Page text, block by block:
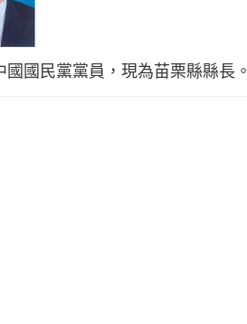
國民黨黨員，現為苗栗縣縣長。